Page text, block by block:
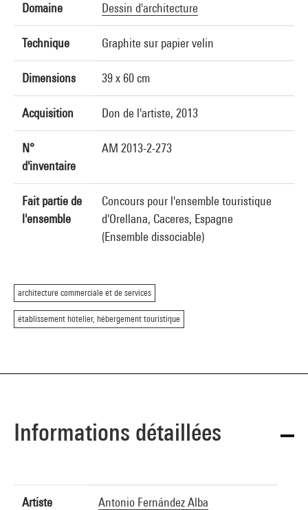
Domaine Dessin d'architecture
Technique Graphite sur papier velin
Dimensions 39 x 60 cm
Acquisition Don de l'artiste, 2013
N°
d'inventaire
AM 2013-2-273
Fait partie de
l'ensemble
Concours pour l'ensemble touristique
d'Orellana, Caceres, Espagne
(Ensemble dissociable)
architecture commerciale et de services
établissement hôtelier, hébergement touristique
Informations détaillées
Artiste
Antonio Fernández Alba